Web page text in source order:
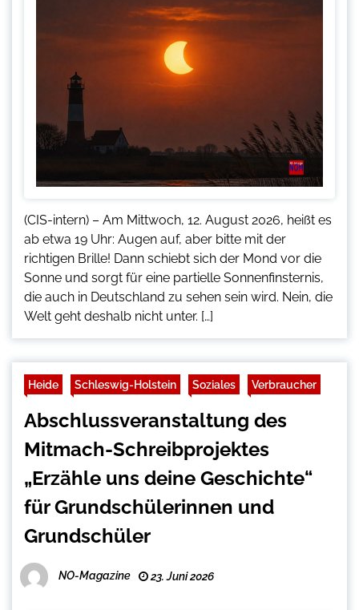
(CIS-intern) – Am Mittwoch, 12. August 2026, heißt es
ab etwa 19 Uhr: Augen auf, aber bitte mit der
richtigen Brille! Dann schiebt sich der Mond vor die
Sonne und sorgt für eine partielle Sonnenfinsternis,
die auch in Deutschland zu sehen sein wird. Nein, die
Welt geht deshalb nicht unter. […]
Heide Schleswig-Holstein Soziales Verbraucher
Abschlussveranstaltung des
Mitmach-Schreibprojektes
„Erzähle uns deine Geschichte“
für Grundschülerinnen und
Grundschüler
NO-Magazine 23. Juni 2026